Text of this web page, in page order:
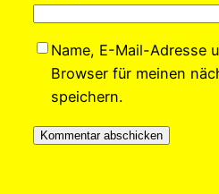
Name, E-Mail-Adresse
Browser für meinen
speichern.